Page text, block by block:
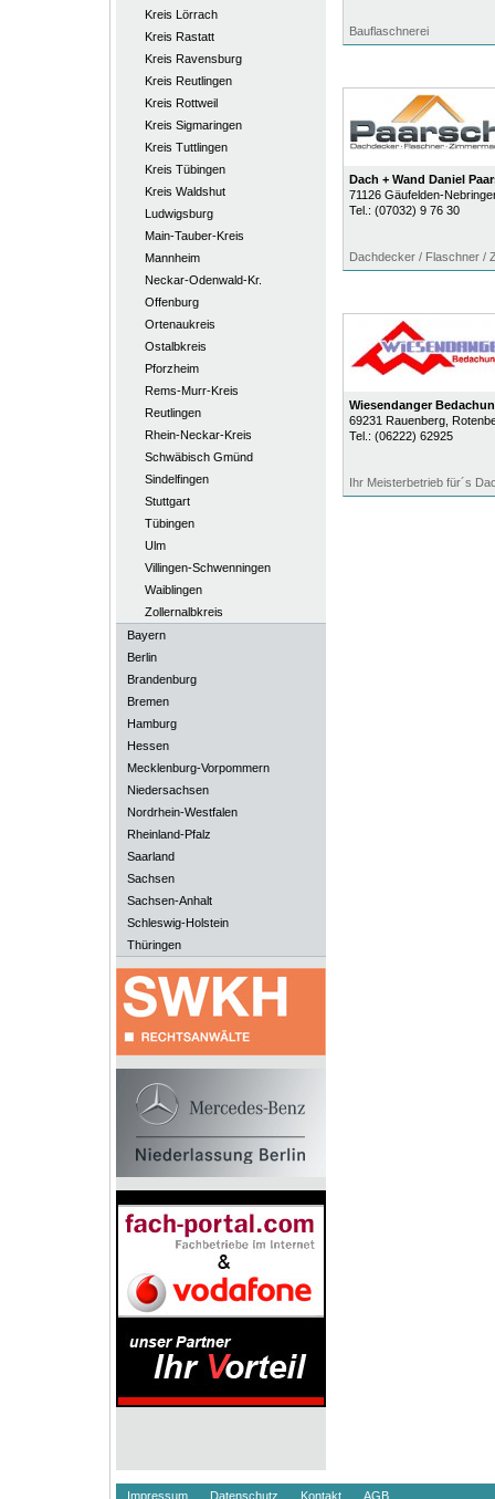
Kreis Lörrach
Kreis Rastatt
Kreis Ravensburg
Kreis Reutlingen
Kreis Rottweil
Kreis Sigmaringen
Kreis Tuttlingen
Kreis Tübingen
Kreis Waldshut
Ludwigsburg
Main-Tauber-Kreis
Mannheim
Neckar-Odenwald-Kr.
Offenburg
Ortenaukreis
Ostalbkreis
Pforzheim
Rems-Murr-Kreis
Reutlingen
Rhein-Neckar-Kreis
Schwäbisch Gmünd
Sindelfingen
Stuttgart
Tübingen
Ulm
Villingen-Schwenningen
Waiblingen
Zollernalbkreis
Bayern
Berlin
Brandenburg
Bremen
Hamburg
Hessen
Mecklenburg-Vorpommern
Niedersachsen
Nordrhein-Westfalen
Rheinland-Pfalz
Saarland
Sachsen
Sachsen-Anhalt
Schleswig-Holstein
Thüringen
Bauflaschnerei
Dach + Wand Daniel
71126 Gäufelden-
Tel.: (07032) 9 76 30
Dachdecker / Flaschner /
Wiesendanger
69231 Rauenberg,
Tel.: (06222) 62925
Ihr Meisterbetrieb für´s
Impressum Datenschutz Kontakt AGB